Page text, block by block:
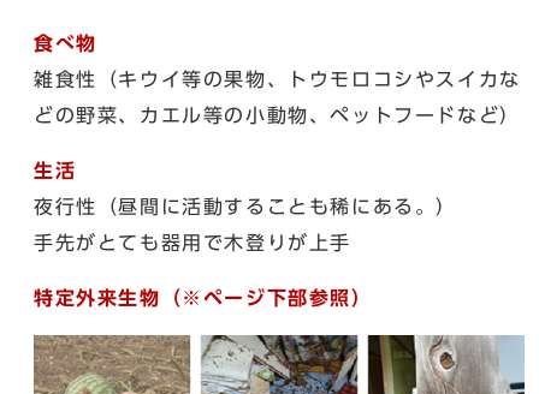
食べ物
雑食性（キウイ等の果物、トウモロコシやスイカな
どの野菜、カエル等の小動物、ペットフードなど）
生活
夜行性（昼間に活動することも稀にある。）
手先がとても器用で木登りが上手
特定外来生物（※ページ下部参照）